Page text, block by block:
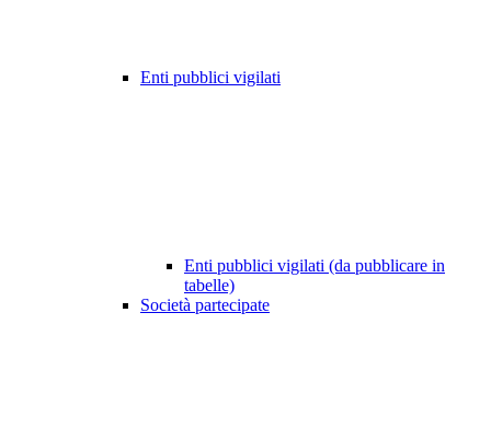
Enti pubblici vigilati
Enti pubblici vigilati (da pubblicare in
tabelle)
Società partecipate